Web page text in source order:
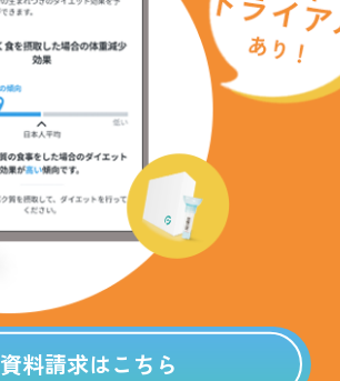
資料請求はこちら